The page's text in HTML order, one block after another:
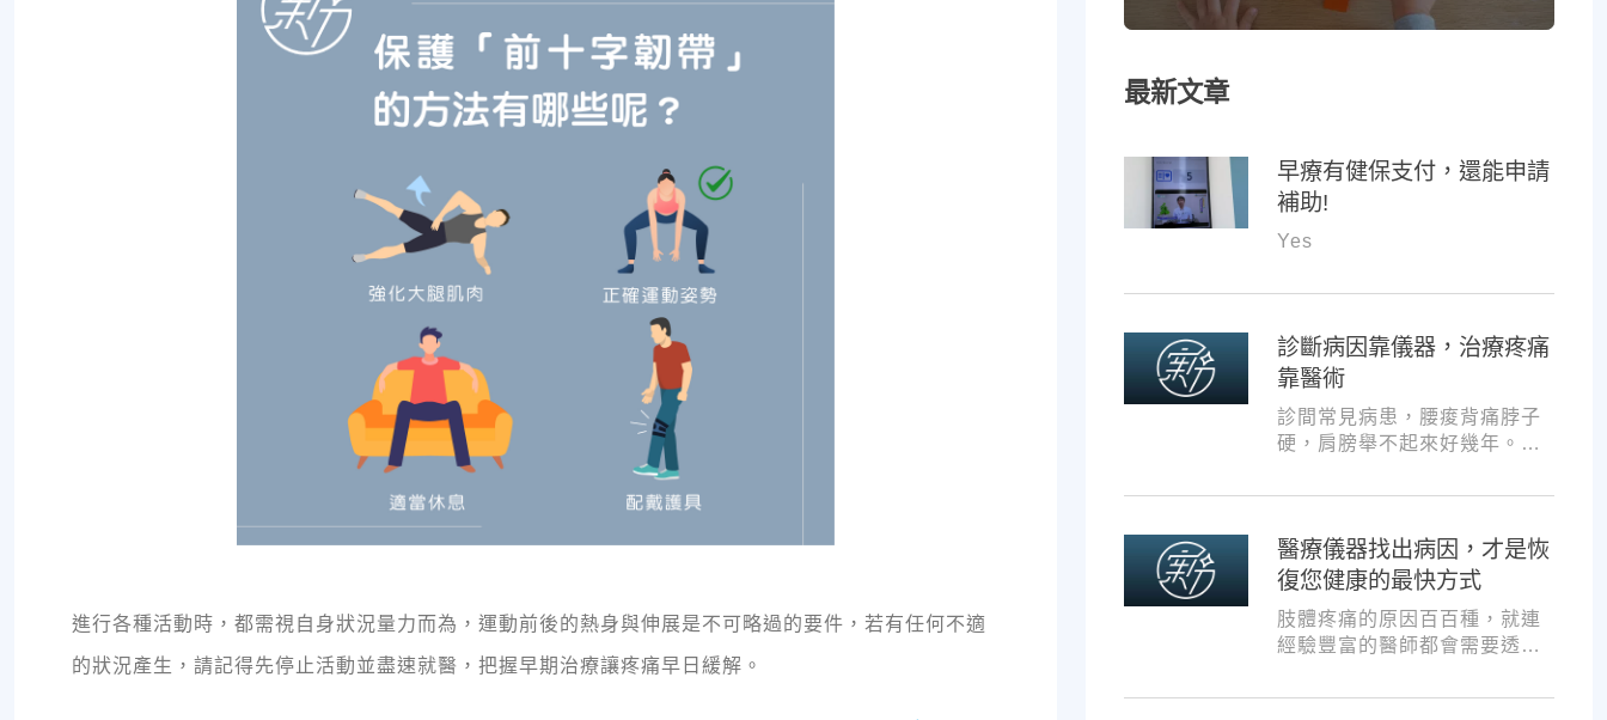
進行各種活動時，都需視自身狀況量力而為，運動前後的熱身與伸展是不可略過的要件，若有任何不適
的狀況產生，請記得先停止活動並盡速就醫，把握早期治療讓疼痛早日緩解。
最新文章
早療有健保支付，還能申請
補助!
Yes
診斷病因靠儀器，治療疼痛
靠醫術
診間常見病患，腰痠背痛脖子
硬，肩膀舉不起來好幾年。試
品，但疼痛總是時好時壞。
醫療儀器找出病因，才是恢
復您健康的最快方式
肢體疼痛的原因百百種，就連
經驗豐富的醫師都會需要透過
一對一對症治療。如果沒有第